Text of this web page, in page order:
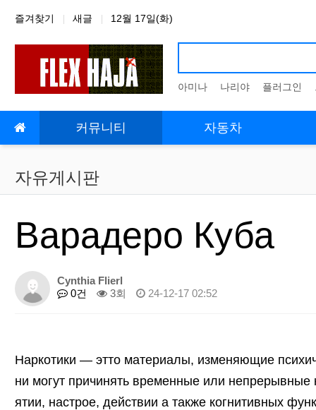
상단 네비
즐겨찾기 새글 12월 17일(화)
아미나 나리야 플러그인
메인 메뉴 커뮤니티 자동차
자유게시판
Варадеро Куба
Cynthia Flierl
0건
3회 24-12-17 02:52
Наркотики — этто материалы, изменяющие
ни могут причинять временные или непрерывные
ятии, настрое, действии а также когнитивных